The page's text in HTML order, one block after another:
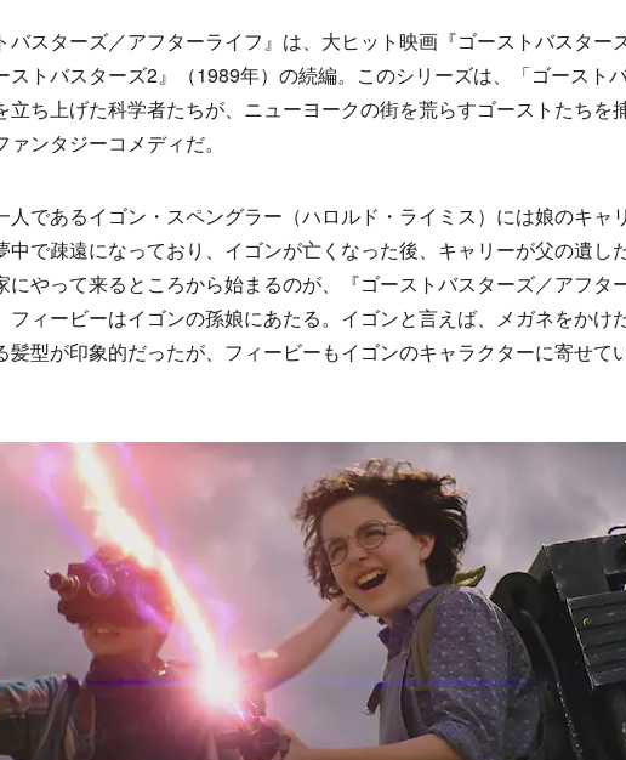
スターズ／アフターライフ』は、大ヒット映画『ゴーストバスター
ストバスターズ2』（1989年）の続編。このシリーズは、「ゴーストバ
立ち上げた科学者たちが、ニューヨークの街を荒らすゴーストたちを
ンタジーコメディだ。
であるイゴン・スペングラー（ハロルド・ライミス）には娘のキャ
中で疎遠になっており、イゴンが亡くなった後、キャリーが父の遺し
にやって来るところから始まるのが、『ゴーストバスターズ／アフタ
フィービーはイゴンの孫娘にあたる。イゴンと言えば、メガネをかけ
髪型が印象的だったが、フィービーもイゴンのキャラクターに寄せて